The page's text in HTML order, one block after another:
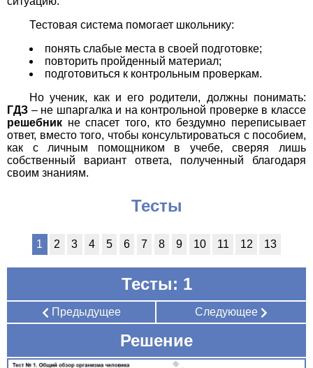
Тестовая система помогает школьнику:
понять слабые места в своей подготовке;
повторить пройденный материал;
подготовиться к контрольным проверкам.
Но ученик, как и его родители, должны понимать:
ГДЗ – не шпаргалка и на контрольной проверке в классе
решебник не спасет того, кто бездумно переписывает
ответ, вместо того, чтобы консультироваться с пособием,
как с личным помощником в учебе, сверяя лишь
собственный вариант ответа, полученный благодаря
своим знаниям.
Тесты
1 2 3 4 5 6 7 8 9 10 11 12 13
Тесты: 1
Предыдущее Следующее
Решение